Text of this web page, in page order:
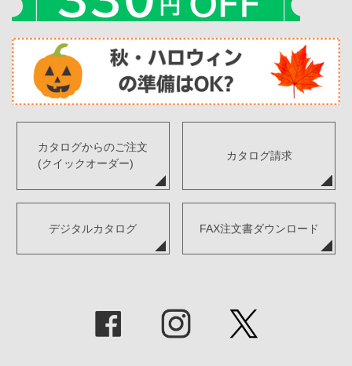
カタログからのご注文
(クイックオーダー)
カタログ請求
デジタルカタログ FAX注文書ダウンロード